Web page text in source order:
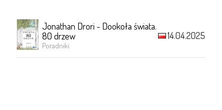
Jonathan Drori - Dookoła świata.
80 drzew
Poradniki
14.04.2025